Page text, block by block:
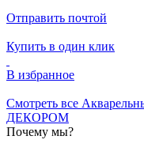
Отправить почтой
Купить в один клик
В избранное
Смотреть все
ДЕКОРОМ
Почему мы?